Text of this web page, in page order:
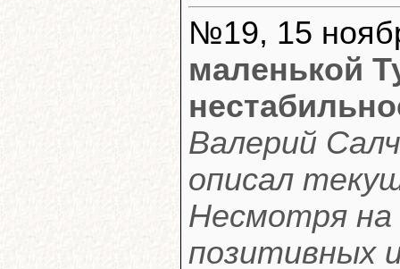
№19, 15
маленькой
Валерий
описал
Несмотря на
позитивных